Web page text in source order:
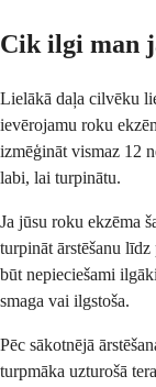
Cik ilgi man
Lielākā daļa cilvēku
ievērojamu roku
izmēģināt vismaz 12
labi, lai turpinātu.
Ja jūsu roku ekzēma
turpināt ārstēšanu
būt nepieciešami
smaga vai ilgstoša.
Pēc sākotnējā
turpmāka uzturošā